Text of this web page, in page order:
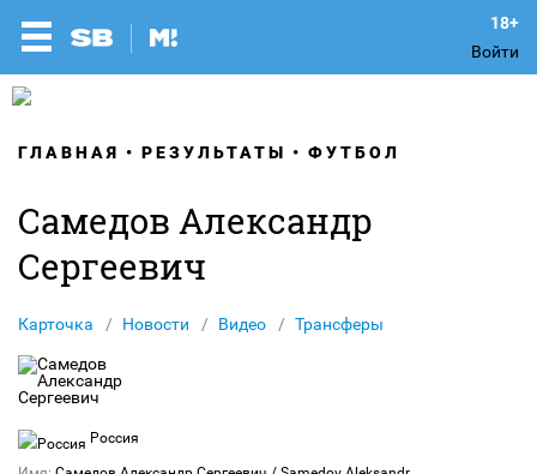
Войти
ГЛАВНАЯ РЕЗУЛЬТАТЫ ФУТБОЛ
Самедов Александр
Сергеевич
Карточка Новости Видео Трансферы
Россия